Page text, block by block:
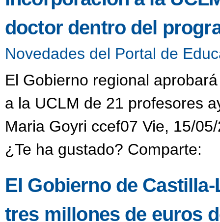
doctor dentro del
Novedades del Portal de
El Gobierno regional
a la UCLM de 21 profesores
Maria Goyri ccef07 Vie, 15/
¿Te ha gustado? Comparte:
El Gobierno de
tres millones de euros